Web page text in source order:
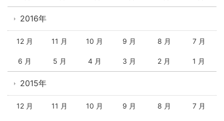
2016年
12 月 11 月 10 月 9 月 8 月 7 月
6 月 5 月 4 月 3 月 2 月 1 月
2015年
12 月 11 月 10 月 9 月 8 月 7 月